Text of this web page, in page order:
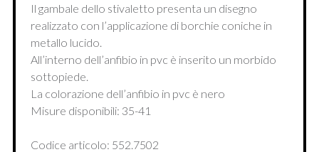
Il gambale dello stivaletto presenta un disegno
realizzato con l’applicazione di borchie coniche in
metallo lucido.
All’interno dell’anfibio in pvc è inserito un morbido
sottopiede.
La colorazione dell’anfibio in pvc è nero
Misure disponibili: 35-41
Codice articolo: 552.7502